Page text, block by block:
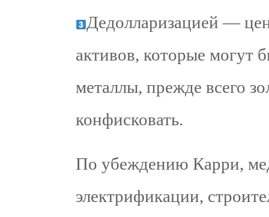
Дедолларизацией —
активов, которые могут
металлы, прежде всего
конфисковать.
По убеждению Карри,
электрификации,